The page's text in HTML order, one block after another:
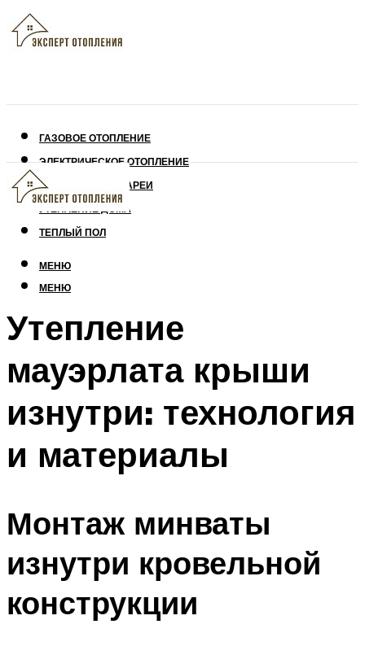
ГАЗОВОЕ ОТОПЛЕНИЕ
ЭЛЕКТРИЧЕСКОЕ ОТОПЛЕНИЕ
СОЛНЕЧНЫЕ БАТАРЕИ
УТЕПЛЕНИЕ ДОМА
ТЕПЛЫЙ ПОЛ
МЕНЮ
МЕНЮ
Утепление
мауэрлата крыши
изнутри: технология
и материалы
Монтаж минваты
изнутри кровельной
конструкции